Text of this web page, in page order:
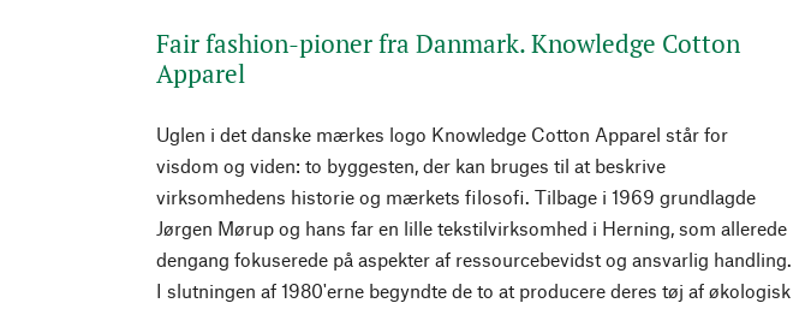
Fair fashion-pioner fra Danmark. Knowledge Cotton
Apparel
Uglen i det danske mærkes logo Knowledge Cotton Apparel står for
visdom og viden: to byggesten, der kan bruges til at beskrive
virksomhedens historie og mærkets filosofi. Tilbage i 1969 grundlagde
Jørgen Mørup og hans far en lille tekstilvirksomhed i Herning, som allerede
dengang fokuserede på aspekter af ressourcebevidst og ansvarlig handling.
I slutningen af 1980'erne begyndte de to at producere deres tøj af økologisk